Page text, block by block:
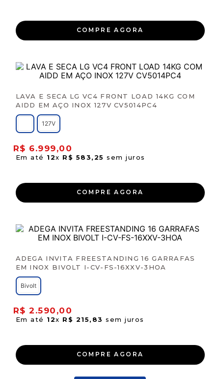
COMPRE AGORA
LAVA E SECA LG VC4 FRONT LOAD 14KG COM
AIDD EM AÇO INOX 127V CV5014PC4
127V
R$ 6.999,00
Em até 12x R$ 583,25 sem juros
COMPRE AGORA
ADEGA INVITA FREESTANDING 16 GARRAFAS
EM INOX BIVOLT I-CV-FS-16XXV-3HOA
Bivolt
R$ 2 .590 ,00
Em até 12x R$ 215, 83 sem juros
COMPRE AGORA